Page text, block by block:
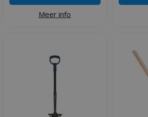
Meer info